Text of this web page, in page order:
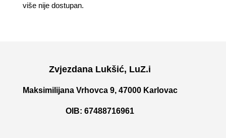
više nije dostupan.
Zvjezdana Lukšić, LuZ.i
Maksimilijana Vrhovca 9, 47000 Karlovac
OIB: 67488716961